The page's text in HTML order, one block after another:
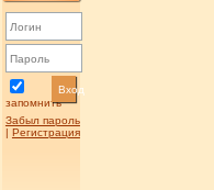
запомнить
Вход
Забыл пароль
| Регистрация